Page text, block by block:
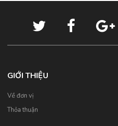
GIỚI THIỆU
Về đơn vị
Thỏa thuận